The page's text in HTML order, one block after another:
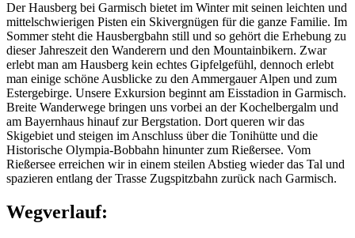
Der Hausberg bei Garmisch bietet im Winter mit seinen leichten und
mittelschwierigen Pisten ein Skivergnügen für die ganze Familie. Im
Sommer steht die Hausbergbahn still und so gehört die Erhebung zu
dieser Jahreszeit den Wanderern und den Mountainbikern. Zwar
erlebt man am Hausberg kein echtes Gipfelgefühl, dennoch erlebt
man einige schöne Ausblicke zu den Ammergauer Alpen und zum
Estergebirge. Unsere Exkursion beginnt am Eisstadion in Garmisch.
Breite Wanderwege bringen uns vorbei an der Kochelbergalm und
am Bayernhaus hinauf zur Bergstation. Dort queren wir das
Skigebiet und steigen im Anschluss über die Tonihütte und die
Historische Olympia-Bobbahn hinunter zum Rießersee. Vom
Rießersee erreichen wir in einem steilen Abstieg wieder das Tal und
spazieren entlang der Trasse Zugspitzbahn zurück nach Garmisch.
Wegverlauf: